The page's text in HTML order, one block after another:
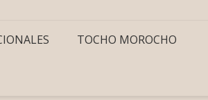
TOCHO MOROCHO